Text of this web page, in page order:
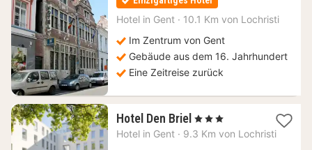
ab
100
Hotel in Gent · 10.1 Km von Lochristi
Im Zentrum von Gent
Gebäude aus dem 16. Jahrhundert
Eine Zeitreise zurück
Hotel Den Briel 2
Nächte
, 3 Sterne
Hotel in Gent · 9.3 Km von Lochristi